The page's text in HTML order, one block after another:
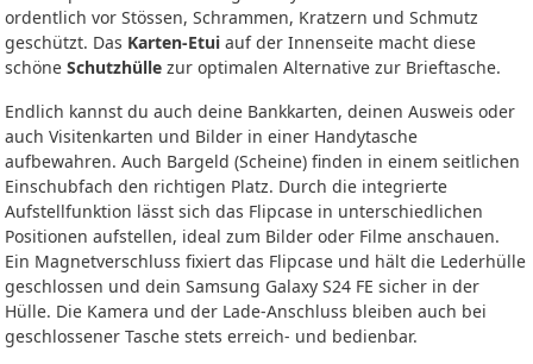
ordentlich vor Stössen, Schrammen, Kratzern und Schmutz
geschützt. Das Karten-Etui auf der Innenseite macht diese
schöne Schutzhülle zur optimalen Alternative zur Brieftasche.
Endlich kannst du auch deine Bankkarten, deinen Ausweis oder
auch Visitenkarten und Bilder in einer Handytasche
aufbewahren. Auch Bargeld (Scheine) finden in einem seitlichen
Einschubfach den richtigen Platz. Durch die integrierte
Aufstellfunktion lässt sich das Flipcase in unterschiedlichen
Positionen aufstellen, ideal zum Bilder oder Filme anschauen.
Ein Magnetverschluss fixiert das Flipcase und hält die Lederhülle
geschlossen und dein Samsung Galaxy S24 FE sicher in der
Hülle. Die Kamera und der Lade-Anschluss bleiben auch bei
geschlossener Tasche stets erreich- und bedienbar.